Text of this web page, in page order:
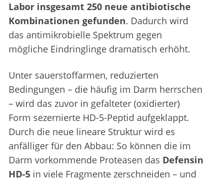
Labor insgesamt 250 neue antibiotische
Kombinationen gefunden. Dadurch wird
das antimikrobielle Spektrum gegen
mögliche Eindringlinge dramatisch erhöht.
Unter sauerstoffarmen, reduzierten
Bedingungen – die häufig im Darm herrschen
– wird das zuvor in gefalteter (oxidierter)
Form sezernierte HD-5-Peptid aufgeklappt.
Durch die neue lineare Struktur wird es
anfälliger für den Abbau: So können die im
Darm vorkommende Proteasen das Defensin
HD-5 in viele Fragmente zerschneiden – und